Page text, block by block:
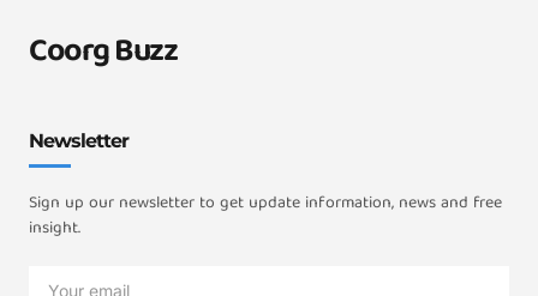
Coorg Buzz
Newsletter
Sign up our newsletter to get update information, news and free
insight.